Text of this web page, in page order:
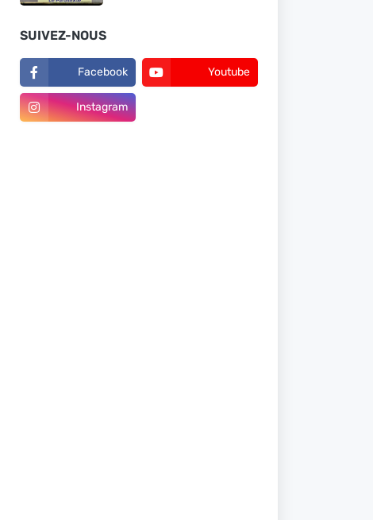
SUIVEZ-NOUS
Facebook Youtube
Instagram